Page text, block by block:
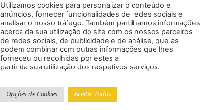
Utilizamos cookies para personalizar o conteúdo e
anúncios, fornecer funcionalidades de redes sociais e
analisar o nosso tráfego. Também partilhamos informações
acerca da sua utilização do site com os nossos parceiros
de redes sociais, de publicidade e de análise, que as
podem combinar com outras informações que lhes
forneceu ou recolhidas por estes a
partir da sua utilização dos respetivos serviços.
Opções de Cookies Aceitar Todos